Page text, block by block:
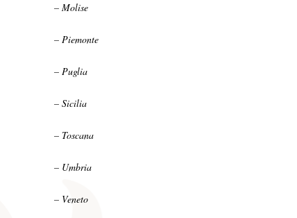
– Molise
– Piemonte
– Puglia
– Sicilia
– Toscana
– Umbria
– Veneto